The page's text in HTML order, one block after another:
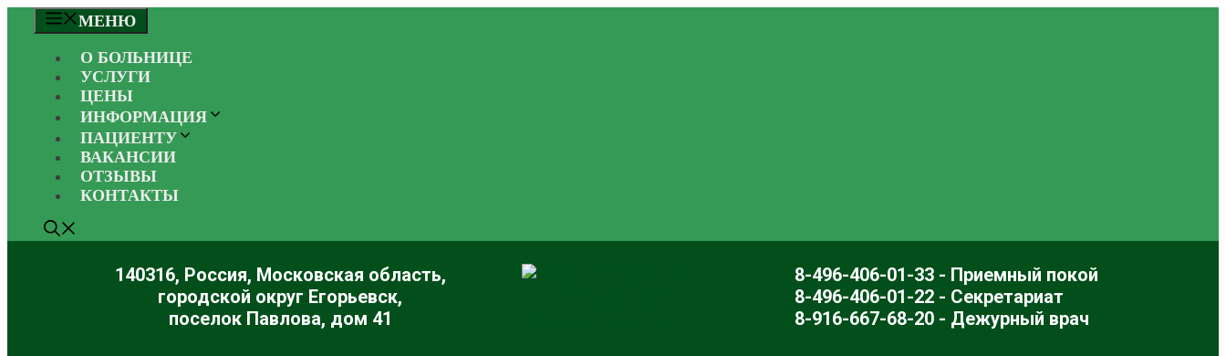
Перейти
МЕНЮ
О БОЛЬНИЦЕ
УСЛУГИ
ЦЕНЫ
ИНФОРМАЦИЯ
ПАЦИЕНТУ
ВАКАНСИИ
ОТЗЫВЫ
КОНТАКТЫ
140316, Россия, Московская область,
городской округ Егорьевск,
поселок Павлова, дом 41
8-496-406-01-33 - Приемный покой
8-496-406-01-22 - Секретариат
8-916-667-68-20 - Дежурный врач